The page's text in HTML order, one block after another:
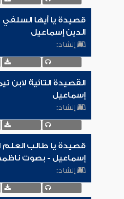
قصيدة يا أيها
الدين إسماعيل
إنشاد:
القصيدة التائية
إسماعيل
إنشاد:
قصيدة يا طالب
إسماعيل - بصوت
إنشاد: